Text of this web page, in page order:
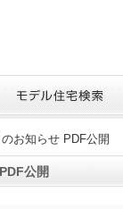
お知らせ PDF公開
公開